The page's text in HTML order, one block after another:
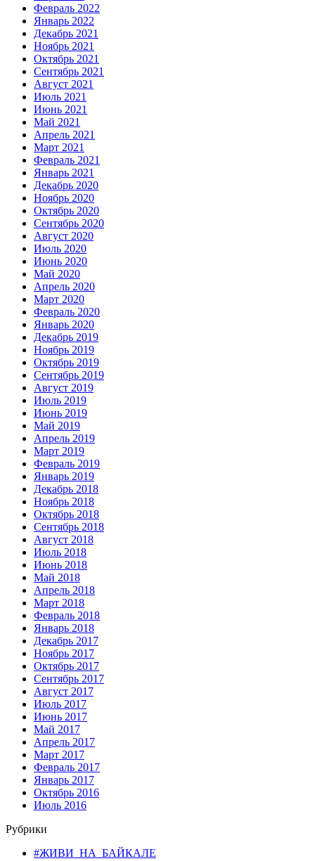
Февраль 2022
Январь 2022
Декабрь 2021
Ноябрь 2021
Октябрь 2021
Сентябрь 2021
Август 2021
Июль 2021
Июнь 2021
Май 2021
Апрель 2021
Март 2021
Февраль 2021
Январь 2021
Декабрь 2020
Ноябрь 2020
Октябрь 2020
Сентябрь 2020
Август 2020
Июль 2020
Июнь 2020
Май 2020
Апрель 2020
Март 2020
Февраль 2020
Январь 2020
Декабрь 2019
Ноябрь 2019
Октябрь 2019
Сентябрь 2019
Август 2019
Июль 2019
Июнь 2019
Май 2019
Апрель 2019
Март 2019
Февраль 2019
Январь 2019
Декабрь 2018
Ноябрь 2018
Октябрь 2018
Сентябрь 2018
Август 2018
Июль 2018
Июнь 2018
Май 2018
Апрель 2018
Март 2018
Февраль 2018
Январь 2018
Декабрь 2017
Ноябрь 2017
Октябрь 2017
Сентябрь 2017
Август 2017
Июль 2017
Июнь 2017
Май 2017
Апрель 2017
Март 2017
Февраль 2017
Январь 2017
Октябрь 2016
Июль 2016
Рубрики
#ЖИВИ_НА_БАЙКАЛЕ